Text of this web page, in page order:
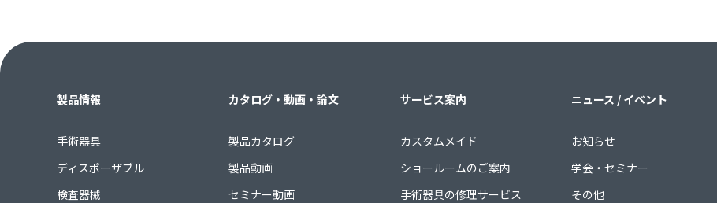
製品情報
手術器具
ディスポーザブル
検査器械
カタログ・動画・論文
製品カタログ
製品動画
セミナー動画
サービス案内
カスタムメイド
ショールームのご案内
手術器具の修理サービス
ニュース / イベント
お知らせ
学会・セミナー
その他